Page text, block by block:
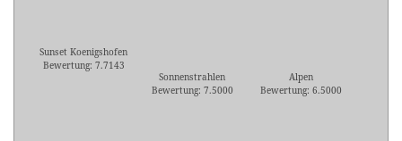
Sunset Koenigshofen
Bewertung: 7.7143
Sonnenstrahlen
Bewertung: 7.5000
Alpen
Bewertung: 6.5000